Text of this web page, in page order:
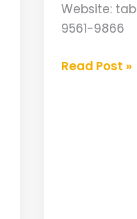
Website:
9561-9866
Read Post »